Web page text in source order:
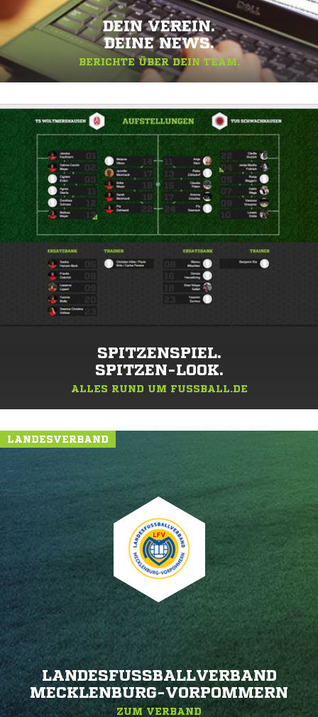
DEIN VEREIN.
DEINE NEWS.
BERICHTE ÜBER DEIN TEAM.
SPITZENSPIEL.
SPITZEN-LOOK.
ALLES RUND UM FUSSBALL.DE
LANDESVERBAND
LANDESFUSSBALLVERBAND M
ECKLENBURG-VORPOMMERN
ZUM VERBAND